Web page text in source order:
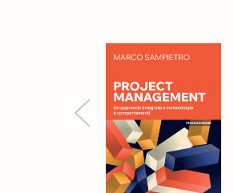
Previous